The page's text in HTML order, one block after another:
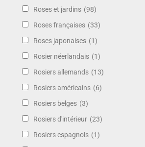
Roses et jardins (98)
Roses françaises (33)
Roses japonaises (1)
Rosier néerlandais (1)
Rosiers allemands (13)
Rosiers américains (6)
Rosiers belges (3)
Rosiers d'intérieur (23)
Rosiers espagnols (1)